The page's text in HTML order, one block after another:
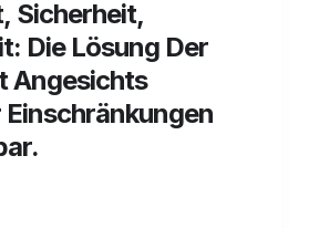
Sicherheit,
Die Lösung Der
Angesichts